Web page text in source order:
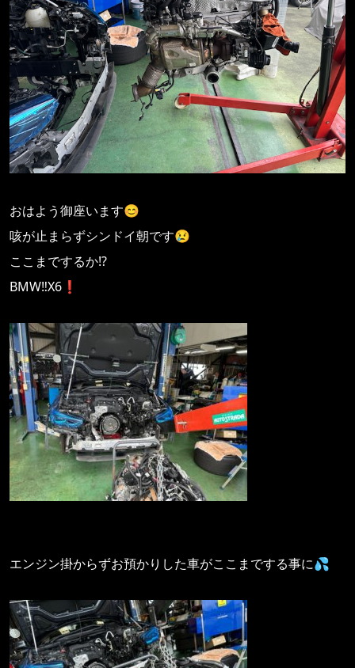
おはよう御座います😊
咳が止まらずシンドイ朝です😢
ここまでするか⁉️
BMW‼️X6❗️
エンジン掛からずお預かりした車がここまでする事に💦